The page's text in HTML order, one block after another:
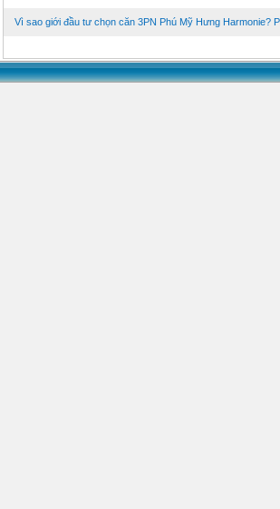
Vì sao giới đầu tư chọn căn 3PN Phú Mỹ Hưng Harmonie?